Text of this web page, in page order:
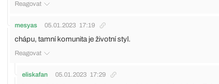
Reagovat
mesyas 05.01.2023 17:19
chápu, tamní komunita je životní styl.
Reagovat
eliskafan 05.01.2023 17:29